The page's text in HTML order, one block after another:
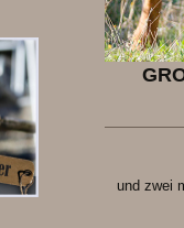
und zwei